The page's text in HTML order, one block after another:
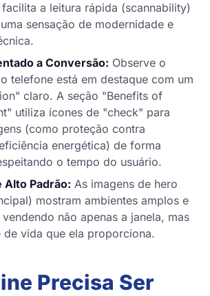
a leitura rápida (scannability)
sensação de modernidade e
a Conversão: Observe o
telefone está em destaque com um
claro. A seção "Benefits of
utiliza ícones de "check" para
(como proteção contra
energética) de forma
o tempo do usuário.
Alto Padrão: As imagens de hero
mostram ambientes amplos e
não apenas a janela, mas
de vida que ela proporciona.
Precisa Ser